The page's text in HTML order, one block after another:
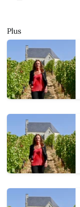
Plus